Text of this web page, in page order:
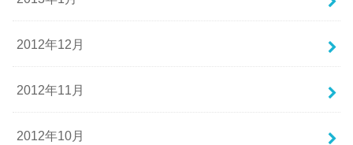
2012年12月
2012年11月
2012年10月